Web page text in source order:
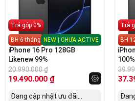
Trả góp 0%
BH 6 tháng NEW | CHƯA ACTIVE
iPhone 16 Pro 128GB
Likenew 99%
20.990.000₫
19.490.000 ₫
Đang cập nhật ưu đãi...
Trả
BH